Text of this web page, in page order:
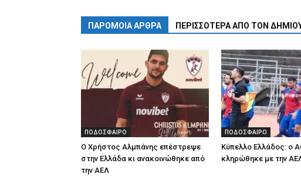
ΠΑΡΟΜΟΙΑ ΑΡΘΡΑ ΠΕΡΙΣΣΟΤΕΡΑ ΑΠΟ ΤΟΝ
ΠΟΔΟΣΦΑΙΡΟ
Ο Χρήστος Αλμπάνης επέστρεψε
στην Ελλάδα κι ανακοινώθηκε από
την ΑΕΛ
ΠΟΔΟΣΦΑΙΡΟ
Κύπελλο Ελλάδος: ο
κληρώθηκε με την